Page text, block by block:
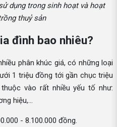
dụng trong sinh hoạt và hoạt
thuỷ sản
đình bao nhiêu?
phân khúc giá, có những loại
1 triệu đồng tới gần chục triệu
vào rất nhiều yếu tố như:
hiệu,...
- 8.100.000 đồng.